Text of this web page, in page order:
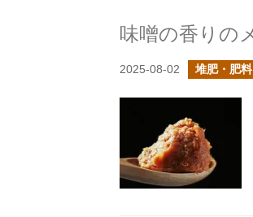
味噌の香りの
2025-08-02 堆肥・肥料